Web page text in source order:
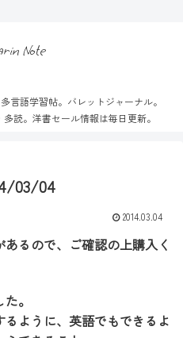
Note
言語学習帖。バレットジャーナル。
読。洋書セール情報は毎日更新。
03/04
2014.03.04
るので、ご確認の上購入く
。
ように、英語でもできるよ